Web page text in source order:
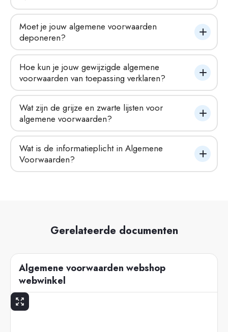
Moet je jouw algemene voorwaarden
deponeren?
Hoe kun je jouw gewijzigde algemene
voorwaarden van toepassing verklaren?
Wat zijn de grijze en zwarte lijsten voor
algemene voorwaarden?
Wat is de informatieplicht in Algemene
Voorwaarden?
Gerelateerde documenten
Algemene voorwaarden webshop
webwinkel